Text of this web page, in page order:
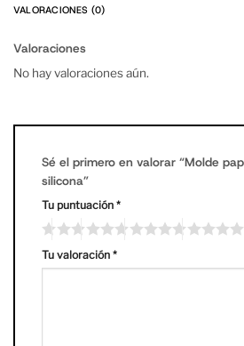
VALORACIONES (0)
Valoraciones
No hay valoraciones aún.
Sé el primero en valorar “Molde
silicona”
Tu puntuación *
Tu valoración *